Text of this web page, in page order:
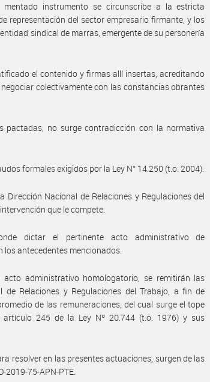
instrumento se circunscribe a la estricta
representación del sector empresario firmante, y los
sindical de marras, emergente de su personería
el contenido y firmas allí insertas, acreditando
colectivamente con las constancias obrantes
pactadas, no surge contradicción con la normativa
formales exigidos por la Ley N° 14.250 (t.o. 2004).
Dirección Nacional de Relaciones y Regulaciones del
que le compete.
dictar el pertinente acto administrativo de
antecedentes mencionados.
administrativo homologatorio, se remitirán las
de Relaciones y Regulaciones del Trabajo, a fin de
de las remuneraciones, del cual surge el tope
artículo 245 de la Ley Nº 20.744 (t.o. 1976) y sus
resolver en las presentes actuaciones, surgen de las
2019-75-APN-PTE.